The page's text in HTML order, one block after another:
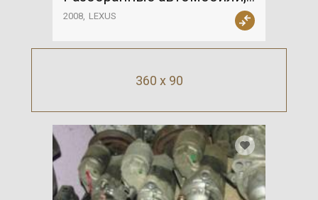
LEXUS
2008 LEXUS
360 x 90